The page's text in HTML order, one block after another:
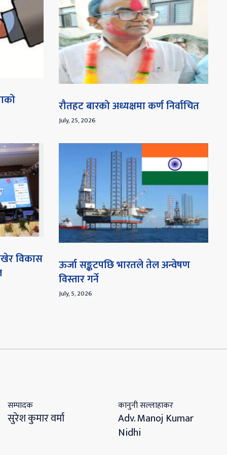
रौतहट बारको अध्यक्षमा कर्ण निर्वाचित
July, 25, 2026
विकास
ऊर्जा सङ्कटपछि भारतले तेल अन्वेषण
विस्तार गर्ने
July, 5, 2026
सम्पादक
सुरेश कुमार वर्मा
कानुनी सल्लाहाकर
Adv. Manoj Kumar
Nidhi